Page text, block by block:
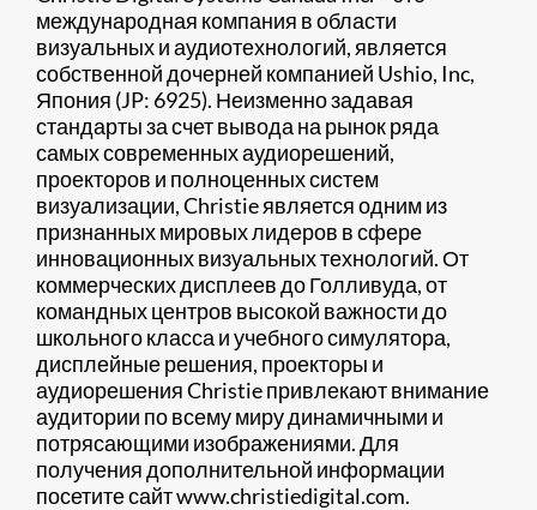
международная компания в области
визуальных и аудиотехнологий, является
собственной дочерней компанией Ushio, Inc,
Япония (JP: 6925). Неизменно задавая
стандарты за счет вывода на рынок ряда
самых современных аудиорешений,
проекторов и полноценных систем
визуализации, Christie является одним из
признанных мировых лидеров в сфере
инновационных визуальных технологий. От
коммерческих дисплеев до Голливуда, от
командных центров высокой важности до
школьного класса и учебного симулятора,
дисплейные решения, проекторы и
аудиорешения Christie привлекают внимание
аудитории по всему миру динамичными и
потрясающими изображениями. Для
получения дополнительной информации
посетите сайт www.christiedigital.com.